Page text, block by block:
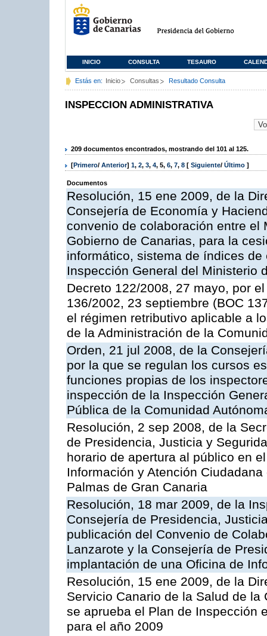
INICIO CONSULTA TESAURO
Estás en: Inicio Consultas Resultado Consulta
INSPECCION ADMINISTRATIVA
209 documentos encontrados, mostrando del 101 al 125.
[Primero/ Anterior] 1, 2, 3, 4, 5, 6, 7, 8 [ Siguiente/ Último ]
Documentos
Resolución, 15 ene 2009, de la
Consejería de Economía y
convenio de colaboración entre
Gobierno de Canarias, para la
informático, sistema de índices
Inspección General del Ministerio
Decreto 122/2008, 27 mayo, por
136/2002, 23 septiembre (BOC
el régimen retributivo aplicable a
de la Administración de la
Orden, 21 jul 2008, de la
por la que se regulan los cursos
funciones propias de los
inspección de la Inspección
Pública de la Comunidad
Resolución, 2 sep 2008, de la
de Presidencia, Justicia y
horario de apertura al público en
Información y Atención
Palmas de Gran Canaria
Resolución, 18 mar 2009, de la
Consejería de Presidencia,
publicación del Convenio de
Lanzarote y la Consejería de
implantación de una Oficina de
Resolución, 15 ene 2009, de la
Servicio Canario de la Salud de
se aprueba el Plan de Inspección
para el año 2009